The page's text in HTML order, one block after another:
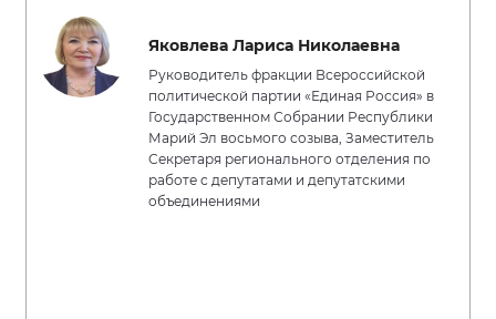
Яковлева Лариса Николаевна
Руководитель фракции Всероссийской
политической партии «Единая Россия» в
Государственном Собрании Республики
Марий Эл восьмого созыва, Заместитель
Секретаря регионального отделения по
работе с депутатами и депутатскими
объединениями